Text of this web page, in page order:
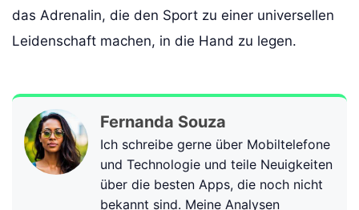
das Adrenalin, die den Sport zu einer universellen
Leidenschaft machen, in die Hand zu legen.
Fernanda Souza
Ich schreibe gerne über Mobiltelefone
und Technologie und teile Neuigkeiten
über die besten Apps, die noch nicht
bekannt sind. Meine Analysen